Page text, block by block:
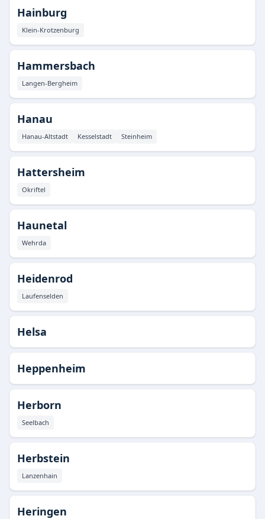
Hainburg
Klein-Krotzenburg
Hammersbach
Langen-Bergheim
Hanau
Hanau-Altstadt Kesselstadt Steinheim
Hattersheim
Okriftel
Haunetal
Wehrda
Heidenrod
Laufenselden
Helsa
Heppenheim
Herborn
Seelbach
Herbstein
Lanzenhain
Heringen